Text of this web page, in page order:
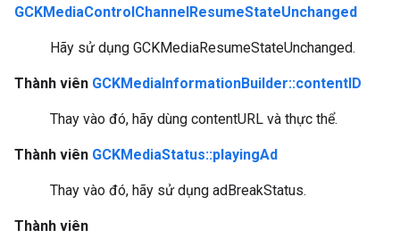
GCKMediaControlChannelResumeStateUnchanged
Hãy sử dụng GCKMediaResumeStateUnchanged.
Thành viên GCKMediaInformationBuilder::contentID
Thay vào đó, hãy dùng contentURL và thực thể.
Thành viên GCKMediaStatus::playingAd
Thay vào đó, hãy sử dụng adBreakStatus.
Thành viên